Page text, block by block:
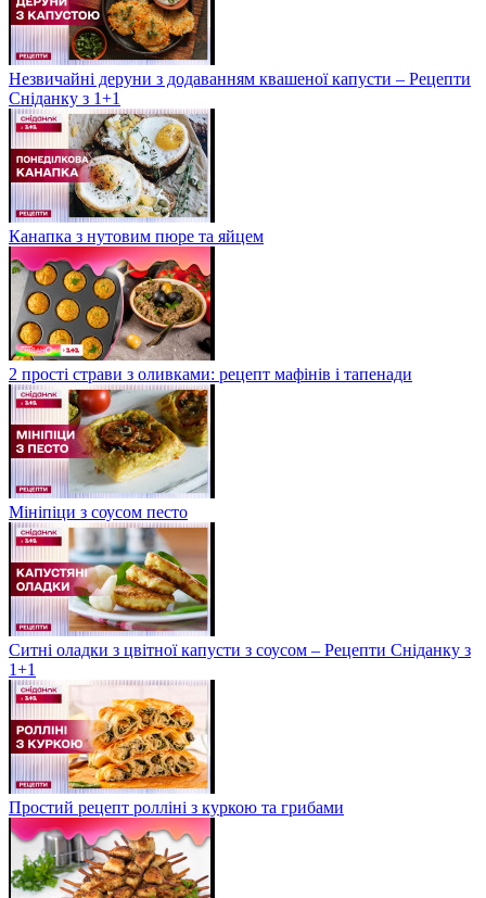
Незвичайні деруни з додаванням квашеної капусти – Рецепти
Сніданку з 1+1
Канапка з нутовим пюре та яйцем
2 прості страви з оливками: рецепт мафінів і тапенади
Мініпіци з соусом песто
Ситні оладки з цвітної капусти з соусом – Рецепти Сніданку з
1+1
Простий рецепт ролліні з куркою та грибами